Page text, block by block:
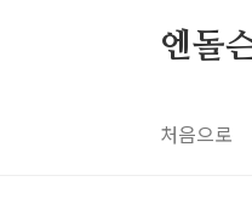
엔돌
처음으로